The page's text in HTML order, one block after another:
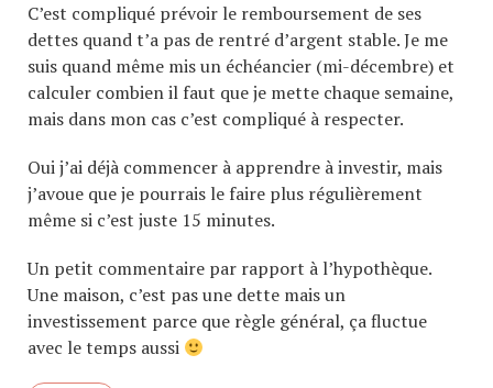
C’est compliqué prévoir le remboursement de ses
dettes quand t’a pas de rentré d’argent stable. Je me
suis quand même mis un échéancier (mi-décembre) et
calculer combien il faut que je mette chaque semaine,
mais dans mon cas c’est compliqué à respecter.
Oui j’ai déjà commencer à apprendre à investir, mais
j’avoue que je pourrais le faire plus régulièrement
même si c’est juste 15 minutes.
Un petit commentaire par rapport à l’hypothèque.
Une maison, c’est pas une dette mais un
investissement parce que règle général, ça fluctue
avec le temps aussi